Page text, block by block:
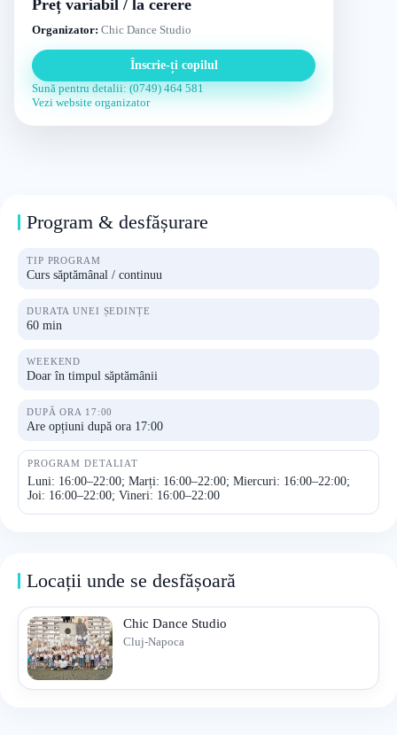
Preț variabil / la cerere
Organizator: Chic Dance Studio
Înscrie-ți copilul
Sună pentru detalii: (0749) 464 581
Vezi website organizator
Program & desfășurare
TIP PROGRAM
Curs săptămânal / continuu
DURATA UNEI ȘEDINȚE
60 min
WEEKEND
Doar în timpul săptămânii
DUPĂ ORA 17:00
Are opțiuni după ora 17:00
PROGRAM DETALIAT
Luni: 16:00–22:00; Marți: 16:00–22:00; Miercuri: 16:00–22:00;
Joi: 16:00–22:00; Vineri: 16:00–22:00
Locații unde se desfășoară
Chic Dance Studio
Cluj-Napoca